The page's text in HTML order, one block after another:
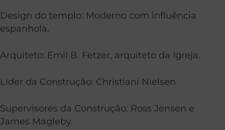
Design do templo: Moderno com influência
espanhola.
Arquiteto: Emil B. Fetzer, arquiteto da Igreja.
Líder da Construção: Christiani Nielsen
Supervisores da Construção: Ross Jensen e
James Magleby.